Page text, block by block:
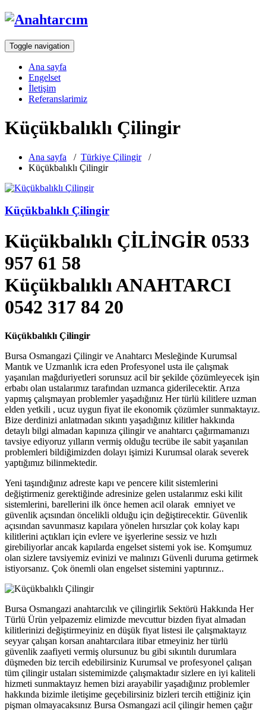
Toggle navigation
Ana sayfa
Engelset
İletişim
Referanslarimiz
Küçükbalıklı Çilingir
Ana sayfa / Türkiye Çilingir/
Küçükbalıklı Çilingir
Küçükbalıklı Çilingir
Küçükbalıklı ÇİLİNGİR 0533
957 61 58
Küçükbalıklı ANAHTARCI
0542 317 84 20
Küçükbalıklı Çilingir
Bursa Osmangazi Çilingir ve Anahtarcı Mesleğinde Kurumsal
Mantık ve Uzmanlık icra eden Profesyonel usta ile çalışmak
yaşanılan mağduriyetleri sorunsuz acil bir şekilde çözümleyecek işin
erbabı olan ustalarımız tarafından uzmanca giderilecektir. Arıza
yapmış çalışmayan problemler yaşadığınız Her türlü kilitlere uzman
elden yetkili , ucuz uygun fiyat ile ekonomik çözümler sunmaktayız.
Bize derdinizi anlatmadan sıkıntı yaşadığınız kilitler hakkında
detaylı bilgi almadan kapınıza çilingir ve anahtarcı çağırmamanızı
tavsiye ediyoruz yılların vermiş olduğu tecrübe ile sabit yaşanılan
problemleri bildiğimizden dolayı işimizi Kurumsal olarak severek
yaptığımız bilinmektedir.
Yeni taşındığınız adreste kapı ve pencere kilit sistemlerini
değiştirmeniz gerektiğinde adresinize gelen ustalarımız eski kilit
sistemlerini, barellerini ilk önce hemen acil olarak emniyet ve
güvenlik açısından öncelikli olduğu için değiştirecektir. Güvenlik
açısından savunmasız kapılara yönelen hırsızlar çok kolay kapı
kilitlerini açtıkları için evlere ve işyerlerine sessiz ve hızlı
girebiliyorlar ancak kapılarda engelset sistemi yok ise. Komşumuz
olan sizlere tavsiyemiz evinizi ve malınızı Güvenli duruma getirmek
istiyorsanız. Çok önemli olan engelset sistemini yaptırınız..
Bursa Osmangazi anahtarcılık ve çilingirlik Sektörü Hakkında Her
Türlü Ürün yelpazemiz elimizde mevcuttur bizden fiyat almadan
kilitlerinizi değiştirmeyiniz en düşük fiyat listesi ile çalışmaktayız
seyyar çalışan korsan anahtarcılara itibar etmeyiniz her türlü
güvenlik zaafiyeti vermiş olursunuz bu gibi sıkıntılı durumlara
düşmeden biz tercih edebilirsiniz Kurumsal ve profesyonel çalışan
tüm çilingir ustaları sistemimizde çalışmaktadır sizlere en iyi kaliteli
hizmeti sunmaktayız hemen bizi arayabilir yaşadığınız problemler
hakkında bizimle iletişime geçebilirsiniz bizleri tercih ettiğiniz için
pişman olmayacaksınız Bursa Osmangazi acil çilingir hemen çağır